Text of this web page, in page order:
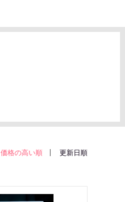
価格の高い順 更新日順